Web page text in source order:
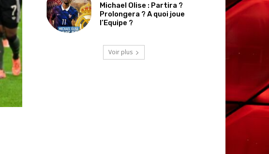
Michael Olise : Partira ?
Prolongera ? A quoi joue
l’Equipe ?
Voir plus